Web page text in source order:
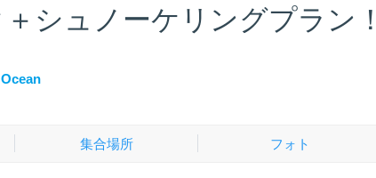
シュノーケリングプラン
集合場所 フォト